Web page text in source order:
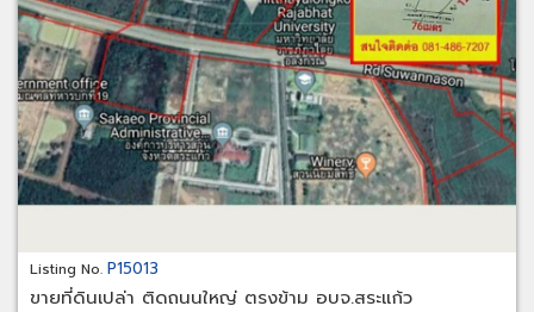
Listing No. P15013
ขายที่ดินเปล่า ติดถนนใหญ่ ตรงข้าม อบจ.สระแก้ว